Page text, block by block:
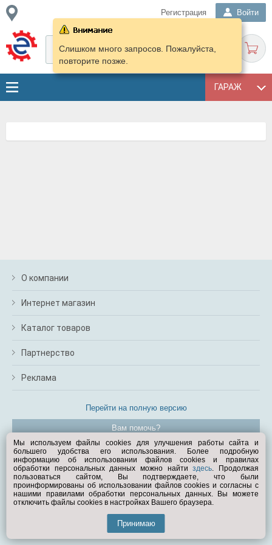
Регистрация Войти
ГАРАЖ
Слишком много запросов. Пожалуйста,
повторите позже.
О компании
Интернет магазин
Каталог товаров
Партнерство
Реклама
Перейти на полную версию
Вам помочь?
© Exist.ru 1998—2026
Мы используем файлы cookies для улучшения работы сайта и
большего удобства его использования. Более подробную
информацию об использовании файлов cookies и правилах
обработки персональных данных можно найтиздесь. Продолжая
пользоваться сайтом, Вы подтверждаете, что были
проинформированы об использовании файлов cookies и согласны с
нашими правилами обработки персональных данных. Вы можете
отключить файлы cookies в настройках Вашего браузера.
Принимаю